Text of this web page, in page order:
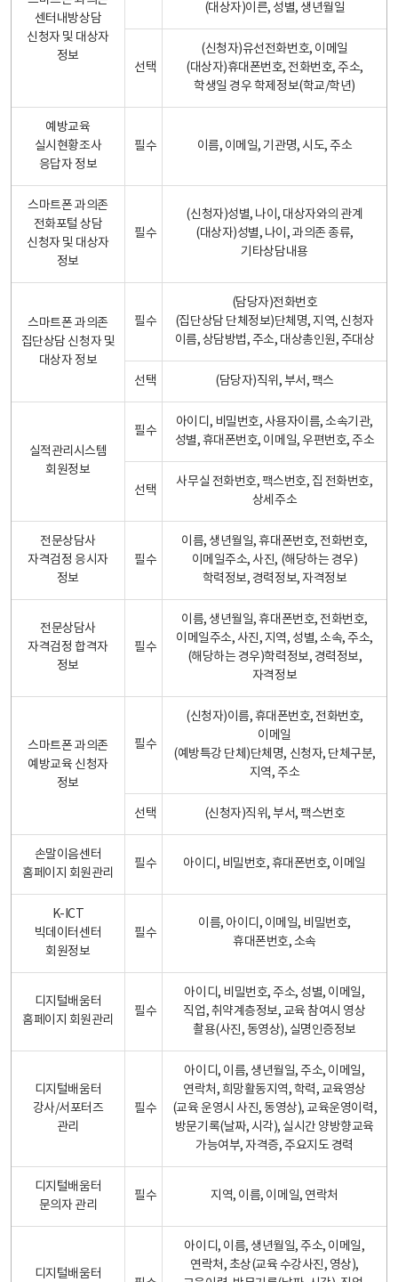
센터내방상담
신청자 및 대상자
정보
(대상자)이른, 성별, 생년월일
선택
(신청자)유선전화번호, 이메일
(대상자)휴대폰번호, 전화번호, 주소,
학생일 경우 학제정보(학교/학년)
예방교육
실시현황조사
응답자 정보
필수 이름, 이메일, 기관명, 시도, 주소
스마트폰 과의존
전화포털 상담
신청자 및 대상자
정보
필수
(신청자)성별, 나이, 대상자와의 관계
(대상자)성별, 나이, 과의존 종류,
기타상담내용
스마트폰 과의존
집단상담 신청자 및
대상자 정보
필수
(담당자)전화번호
(집단상담 단체정보)단체명, 지역, 신청자
이름, 상담방법, 주소, 대상총인원, 주대상
선택 (담당자)직위, 부서, 팩스
실적관리시스템
회원정보
필수
아이디, 비밀번호, 사용자이름, 소속기관,
성별, 휴대폰번호, 이메일, 우편번호, 주소
선택
사무실 전화번호, 팩스번호, 집 전화번호,
상세주소
전문상담사
자격검정 응시자
정보
필수
이름, 생년월일, 휴대폰번호, 전화번호,
이메일주소, 사진, (해당하는 경우)
학력정보, 경력정보, 자격정보
전문상담사
자격검정 합격자
정보
필수
이름, 생년월일, 휴대폰번호, 전화번호,
이메일주소, 사진, 지역, 성별, 소속, 주소,
(해당하는 경우)학력정보, 경력정보,
자격정보
스마트폰 과의존
예방교육 신청자
정보
필수
(신청자)이름, 휴대폰번호, 전화번호,
이메일
(예방특강 단체)단체명, 신청자, 단체구분,
지역, 주소
선택 (신청자)직위, 부서, 팩스번호
손말이음센터
홈페이지 회원관리
필수 아이디, 비밀번호, 휴대폰번호, 이메일
K-ICT
빅데이터센터
회원정보
필수
이름, 아이디, 이메일, 비밀번호,
휴대폰번호, 소속
디지털배움터
홈페이지 회원관리
필수
아이디, 비밀번호, 주소, 성별, 이메일,
직업, 취약계층정보, 교육 참여시 영상
촬용(사진, 동영상), 실명인증정보
디지털배움터
강사/서포터즈
관리
필수
아이디, 이름, 생년월일, 주소, 이메일,
연락처, 희망활동지역, 학력, 교육영상
(교육 운영시 사진, 동영상), 교육운영이력,
방문기록(날짜, 시각), 실시간 양방향교육
가능여부, 자격증, 주요지도 경력
디지털배움터
문의자 관리
필수 지역, 이름, 이메일, 연락처
디지털배움터
아이디, 이름, 생년월일, 주소, 이메일,
연락처, 초상(교육 수강사진, 영상),